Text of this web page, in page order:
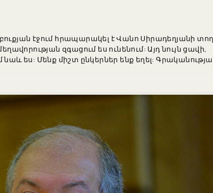
էջում հրապարակել է Վանո Սիրադեղյանի
զգացում ես ունենում: Այդ նույն ցավի,
ես: Մենք միշտ ընկերներ ենք եղել: